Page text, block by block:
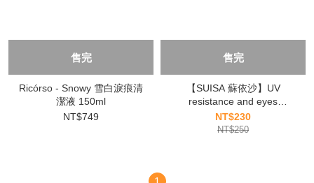
售完
Ricórso - Snowy 雪白淚痕清
潔液 150ml
NT$749
售完
【SUISA 蘇依沙】UV
resistance and eyes
cleaning drops 抗UV洗眼液
NT$230
NT$250